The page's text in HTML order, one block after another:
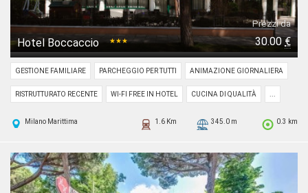
Hotel Boccaccio ★★★
Prezzi da
30.00 €
GESTIONE FAMILIARE PARCHEGGIO PER TUTTI ANIMAZIONE GIORNALIERA
RISTRUTTURATO RECENTE WI-FI FREE IN HOTEL CUCINA DI QUALITÀ ...
Milano Marittima 0.3 km
345.0 m
1.6 Km